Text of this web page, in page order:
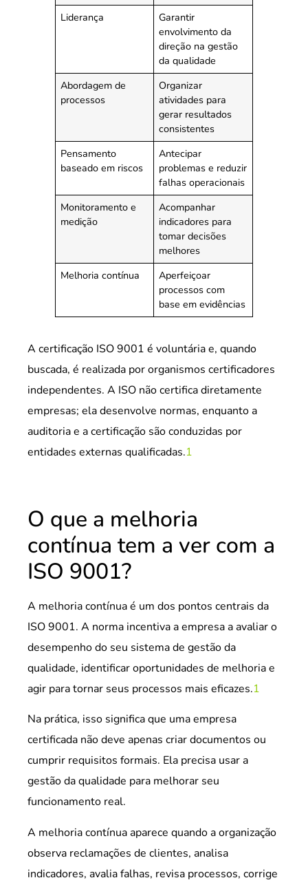
Liderança
Garantir
envolvimento da
direção na gestão
da qualidade
Abordagem de
processos
Organizar
atividades para
gerar resultados
consistentes
Pensamento
baseado em riscos
Antecipar
problemas e reduzir
falhas operacionais
Monitoramento e
medição
Acompanhar
indicadores para
tomar decisões
melhores
Melhoria contínua
Aperfeiçoar
processos com
base em evidências
A certificação ISO 9001 é voluntária e, quando
buscada, é realizada por organismos certificadores
independentes. A ISO não certifica diretamente
empresas; ela desenvolve normas, enquanto a
auditoria e a certificação são conduzidas por
entidades externas qualificadas.1
O que a melhoria
contínua tem a ver com a
ISO 9001?
A melhoria contínua é um dos pontos centrais da
ISO 9001. A norma incentiva a empresa a avaliar o
desempenho do seu sistema de gestão da
qualidade, identificar oportunidades de melhoria e
agir para tornar seus processos mais eficazes.1
Na prática, isso significa que uma empresa
certificada não deve apenas criar documentos ou
cumprir requisitos formais. Ela precisa usar a
gestão da qualidade para melhorar seu
funcionamento real.
A melhoria contínua aparece quando a organização
observa reclamações de clientes, analisa
indicadores, avalia falhas, revisa processos, corrige